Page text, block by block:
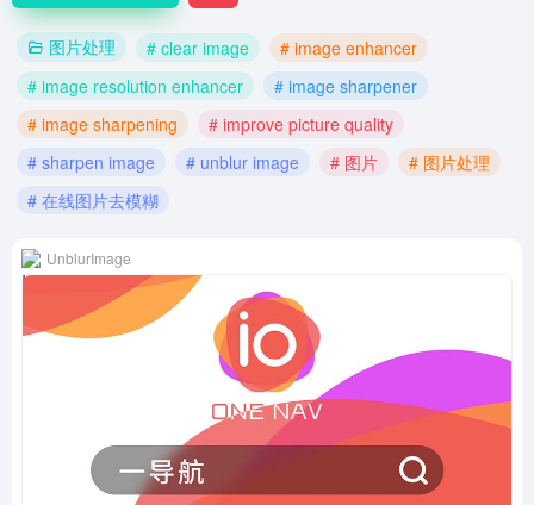
图片处理 # clear image
# image enhancer
# image resolution enhancer
# image sharpener
# image sharpening
# improve picture quality
# sharpen image
# unblur image # 图片
# 图片处理
# 在线图片去模糊
UnblurImage